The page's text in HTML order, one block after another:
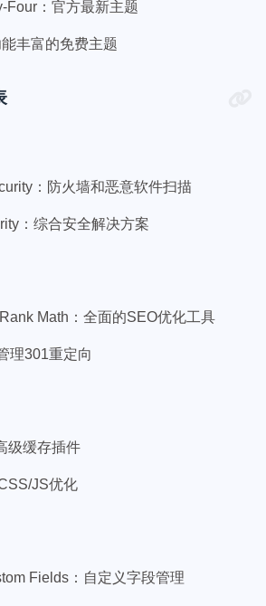
Four：官方最新主题
丰富的免费主题
：防火墙和恶意软件扫描
：综合安全解决方案
Math：全面的SEO优化工具
理301重定向
级缓存插件
JS优化
Fields：自定义字段管理